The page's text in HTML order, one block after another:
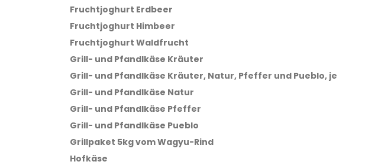
Fruchtjoghurt Erdbeer
Fruchtjoghurt Himbeer
Fruchtjoghurt Waldfrucht
Grill- und Pfandlkäse Kräuter
Grill- und Pfandlkäse Kräuter, Natur, Pfeffer und Pueblo, je
Grill- und Pfandlkäse Natur
Grill- und Pfandlkäse Pfeffer
Grill- und Pfandlkäse Pueblo
Grillpaket 5kg vom Wagyu-Rind
Hofkäse